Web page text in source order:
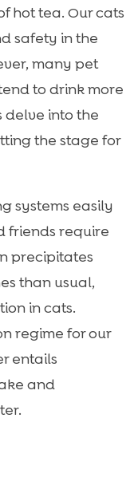
režim mačky
na mačky
mačiek
a hygiena
viac vody
hot tea. Our cats
safety in the
many pet
to drink more
delve into the
the stage for
systems easily
friends require
precipitates
than usual,
in cats.
regime for our
entails
and